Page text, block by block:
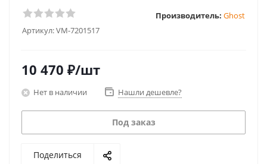
Артикул:VM-7201517
Производитель: Ghost
10 470 ₽/шт
Нет в наличии Нашли дешевле?
Под заказ
Поделиться